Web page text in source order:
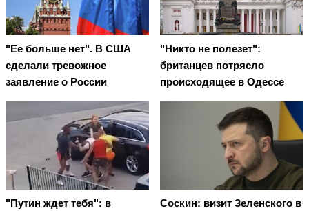
"Ее больше нет". В США
сделали тревожное
заявление о России
"Никто не полезет":
британцев потрясло
происходящее в Одессе
"Путин ждет тебя": в
Соскин: визит Зеленского в